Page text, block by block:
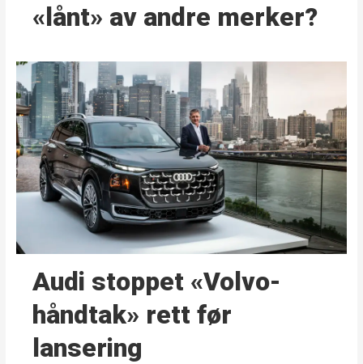
«lånt» av andre merker?
Audi stoppet «Volvo-
håndtak» rett før
lansering